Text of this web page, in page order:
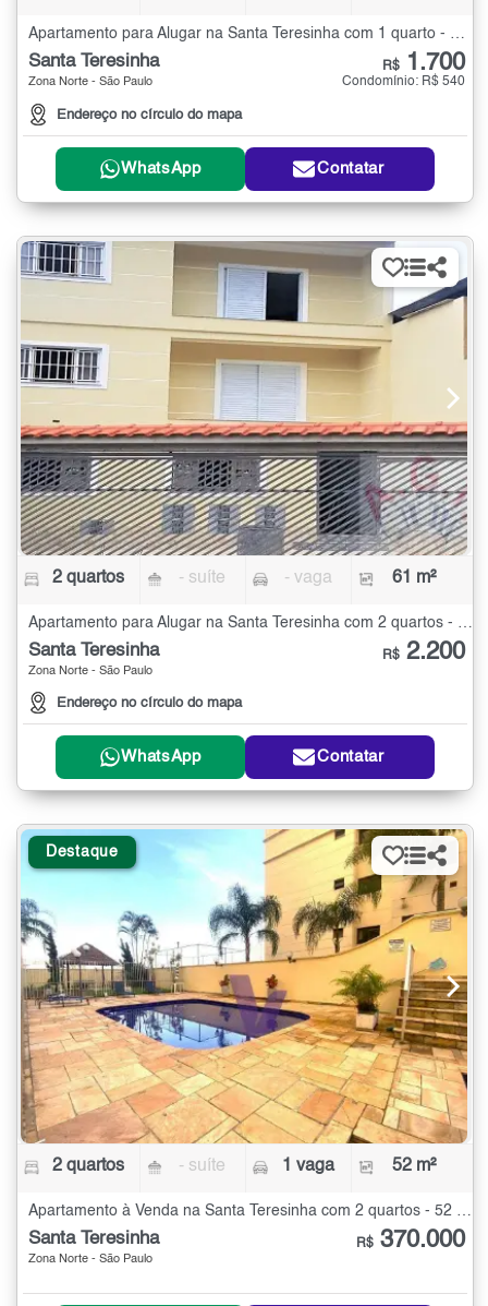
Apartamento para Alugar na Santa Teresinha com 1 quarto - 33 m²
Santa Teresinha
Zona Norte - São Paulo
Endereço no círculo do mapa
R$ 1.700
Condomínio: R$ 540
WhatsApp Contatar
2 quartos - suíte - vaga 61 m²
Santa Teresinha
Zona Norte - São Paulo
Endereço no círculo do mapa
R$ 2.200
WhatsApp Contatar
Destaque
2 quartos - suíte 1 vaga 52 m²
Apartamento à Venda na Santa Teresinha com 2 quartos - 52 m²
Santa Teresinha
Zona Norte - São Paulo
R$ 370.000